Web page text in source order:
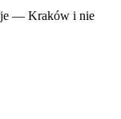
— Kraków i nie